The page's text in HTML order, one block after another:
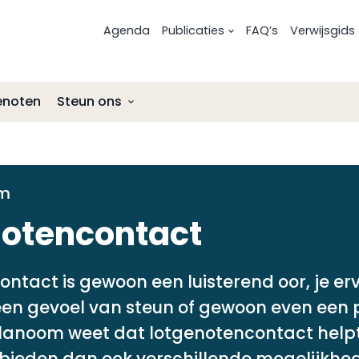
Agenda Publicaties FAQ’s Verwijsgids
Lotgenotencontact
Leven met na
Leven met en na oogmelanoom
Steun ons
is gewoon een luisterend oor, je
gevoel van steun of gewoon even een
weet dat lotgenotencontact